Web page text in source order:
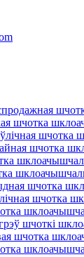
шчотка
шчотка
шчотка
шчотка
шчотка
шчоткі
шчотка